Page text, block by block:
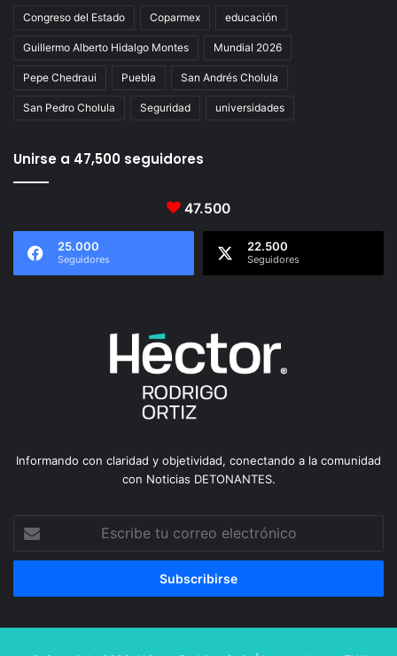
Congreso del Estado Coparmex educación
Guillermo Alberto Hidalgo Montes Mundial 2026
Pepe Chedraui Puebla San Andrés Cholula
San Pedro Cholula Seguridad universidades
Unirse a 47,500 seguidores
47.500
25.000
Seguidores
22.500
Seguidores
Informando con claridad y objetividad, conectando a la comunidad
con Noticias DETONANTES.
tu
correo